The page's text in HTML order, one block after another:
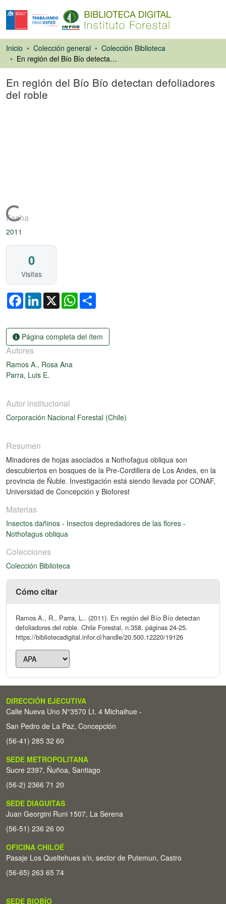
Inicio Colección general
Colección Biblioteca
En región del Bío Bío detectan defoliadores del roble
En región del Bío Bío detectan defoliadores
del roble
Cargando...
Fecha
2011
0
Visitas
FacebookLinkedIn
X WhatsApp
Página completa del ítem
Autores
Ramos A., Rosa Ana
Parra, Luis E.
Autor institucional
Corporación Nacional Forestal (Chile)
Resumen
Minadores de hojas asociados a Nothofagus obliqua son
descubiertos en bosques de la Pre-Cordillera de Los Andes, en la
provincia de Ñuble. Investigación está siendo llevada por CONAF,
Universidad de Concepción y Bioforest
Materias
Insectos dañinos - Insectos depredadores de las flores -
Nothofagus obliqua
Colecciones
Colección Biblioteca
Cómo citar
Ramos A., R., Parra, L.. (2011). En región del Bío Bío detectan
defoliadores del roble. Chile Forestal, n.358. páginas 24-25.
https://bibliotecadigital.infor.cl/handle/20.500.12220/19126
DIRECCIÓN EJECUTIVA
Calle Nueva Uno N°3570 Lt. 4 Michaihue -
San Pedro de La Paz, Concepción
(56-41) 285 32 60
SEDE METROPOLITANA
Sucre 2397, Ñuñoa, Santiago
(56-2) 2366 71 20
SEDE DIAGUITAS
Juan Georgini Runi 1507, La Serena
(56-51) 236 26 00
OFICINA CHILOÉ
Pasaje Los Queltehues s/n, sector de Putemun, Castro
(56-65) 263 65 74
SEDE BIOBÍO